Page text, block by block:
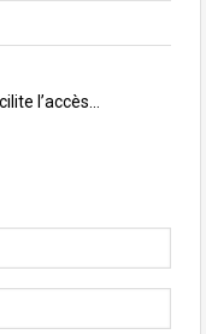
l’accès…